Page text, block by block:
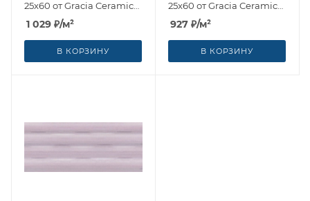
25x60 от Gracia Ceramica
(Россия)
1 029 ₽/м²
В КОРЗИНУ
25x60 от Gracia Ceramica
(Россия)
927 ₽/м²
В КОРЗИНУ